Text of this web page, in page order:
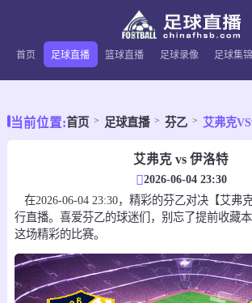
首页 足球直播 篮球直播 足球录像 足球集锦
当前位置:首页 足球直播 芬乙 艾弗克
艾弗克 vs 伊洛特
2026-06-04 23:30
在2026-06-04 23:30，精彩的芬乙对决【艾弗
行直播。喜爱芬乙的球迷们，别忘了提前收藏
这场精彩的比赛。